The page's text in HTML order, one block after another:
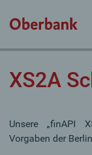
XS2A
Unsere „finAPI
Vorgaben der